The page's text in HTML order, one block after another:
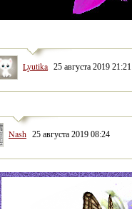
Lyutika 25 августа 2019 21:21
Nash 25 августа 2019 08:24